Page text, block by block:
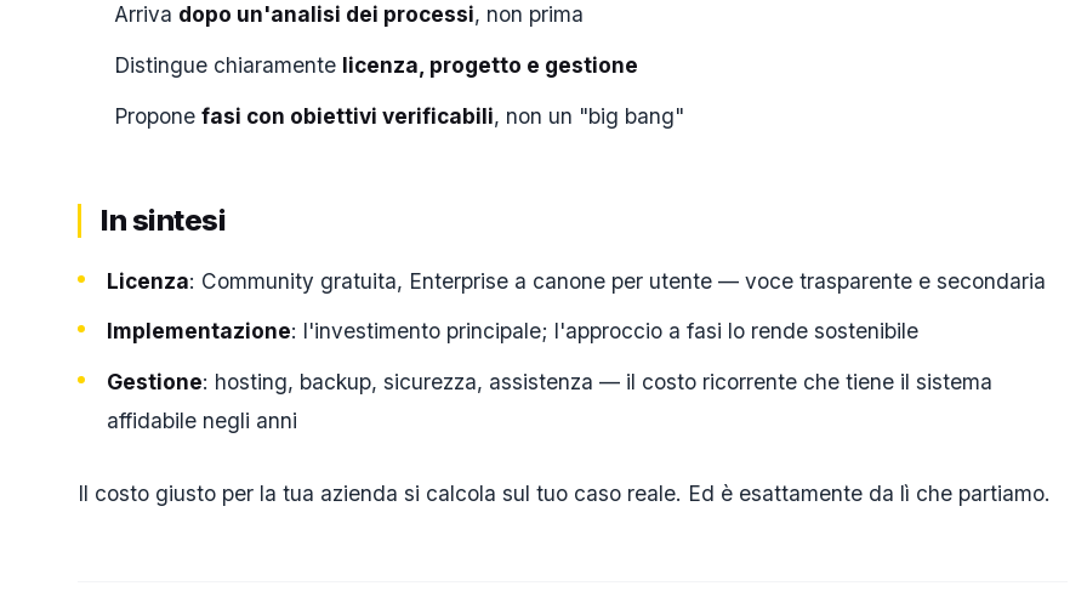
Arriva dopo un'analisi dei processi, non prima
Distingue chiaramente licenza, progetto e gestione
Propone fasi con obiettivi verificabili, non un "big bang"
In sintesi
Licenza: Community gratuita, Enterprise a canone per utente — voce trasparente e secondaria
Implementazione: l'investimento principale; l'approccio a fasi lo rende sostenibile
Gestione: hosting, backup, sicurezza, assistenza — il costo ricorrente che tiene il sistema
affidabile negli anni
Il costo giusto per la tua azienda si calcola sul tuo caso reale. Ed è esattamente da lì che partiamo.